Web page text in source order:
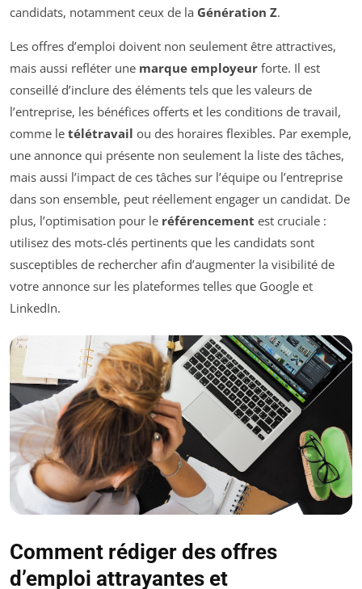
candidats, notamment ceux de la Génération Z.
Les offres d’emploi doivent non seulement être attractives,
mais aussi refléter une marque employeur forte. Il est
conseillé d’inclure des éléments tels que les valeurs de
l’entreprise, les bénéfices offerts et les conditions de travail,
comme le télétravail ou des horaires flexibles. Par exemple,
une annonce qui présente non seulement la liste des tâches,
mais aussi l’impact de ces tâches sur l’équipe ou l’entreprise
dans son ensemble, peut réellement engager un candidat. De
plus, l’optimisation pour le référencement est cruciale :
utilisez des mots-clés pertinents que les candidats sont
susceptibles de rechercher afin d’augmenter la visibilité de
votre annonce sur les plateformes telles que Google et
LinkedIn.
Comment rédiger des offres
d’emploi attrayantes et